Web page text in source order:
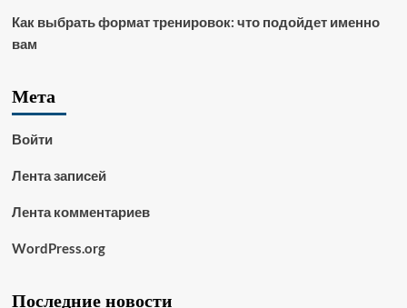
Как выбрать формат тренировок: что подойдет именно
вам
Мета
Войти
Лента записей
Лента комментариев
WordPress.org
Последние новости